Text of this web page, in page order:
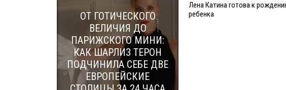
Лена Катина готова к
ребенка
ОТ ГОТИЧЕСКОГО
ВЕЛИЧИЯ ДО
ПАРИЖСКОГО МИНИ:
КАК ШАРЛИЗ ТЕРОН
ПОДЧИНИЛА СЕБЕ ДВЕ
ЕВРОПЕЙСКИЕ